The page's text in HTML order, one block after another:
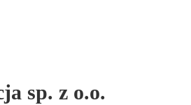
sp. z o.o.